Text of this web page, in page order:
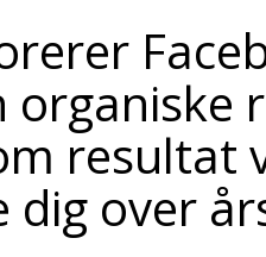
organiske
resultat
dig over